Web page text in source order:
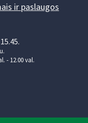
ir paslaugos
- 12.00 val.